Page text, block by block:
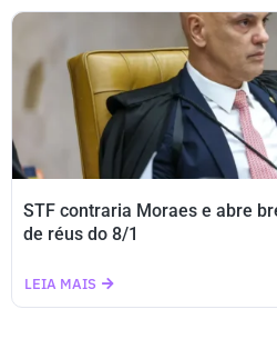
STF contraria Moraes e abre
de réus do 8/1
LEIA MAIS